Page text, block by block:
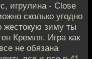
игрулина - Close
сколько угодно
жестокую зиму ты
Кремля. Игра как
не обязана